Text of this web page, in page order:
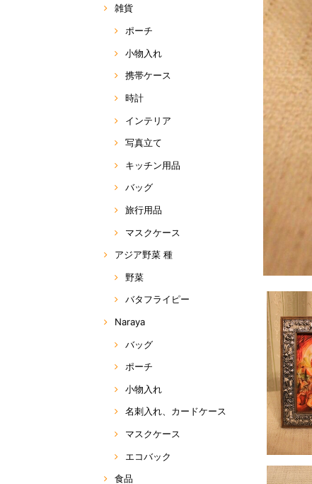
雑貨
ポーチ
小物入れ
携帯ケース
時計
インテリア
写真立て
キッチン用品
バッグ
旅行用品
マスクケース
アジア野菜 種
野菜
バタフライピー
Naraya
バッグ
ポーチ
小物入れ
名刺入れ、カードケース
マスクケース
エコバック
食品